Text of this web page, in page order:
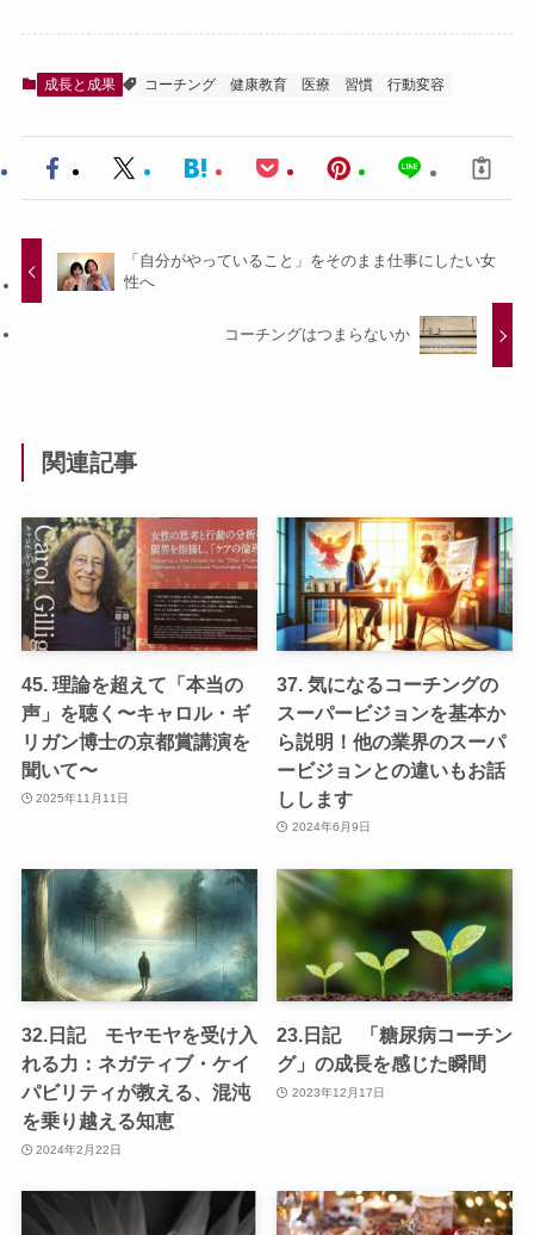
成長と成果 コーチング 健康教育 医療 習慣 行動変容
「自分がやっていること」をそのまま仕事にしたい女
性へ
コーチングはつまらないか
関連記事
45. 理論を超えて「本当の
声」を聴く〜キャロル・ギ
リガン博士の京都賞講演を
聞いて〜
2025年11月11日
37. 気になるコーチングの
スーパービジョンを基本か
ら説明！他の業界のスーパ
ービジョンとの違いもお話
しします
2024年6月9日
32.日記 モヤモヤを受け入
れる力：ネガティブ・ケイ
パビリティが教える、混沌
を乗り越える知恵
2024年2月22日
23.日記 「糖尿病コーチン
グ」の成長を感じた瞬間
2023年12月17日